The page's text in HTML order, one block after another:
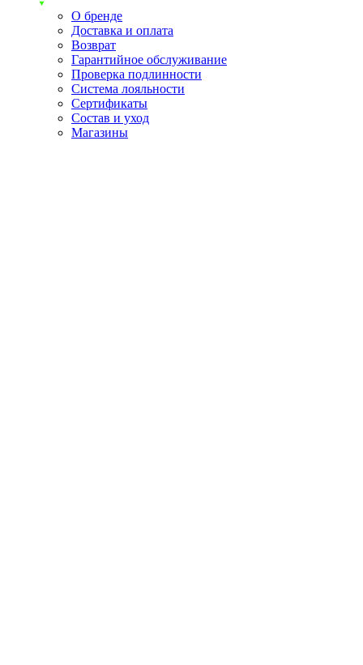
О бренде
Доставка и оплата
Возврат
Гарантийное обслуживание
Проверка подлинности
Система лояльности
Сертификаты
Состав и уход
Магазины